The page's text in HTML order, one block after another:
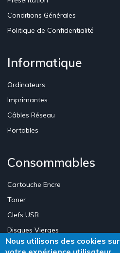
Conditions Générales
Politique de Confidentialité
Informatique
Ordinateurs
Imprimantes
Câbles Réseau
Portables
Consommables
Cartouche Encre
Toner
Clefs USB
Disques Vierges
Nous utilisons des cookies